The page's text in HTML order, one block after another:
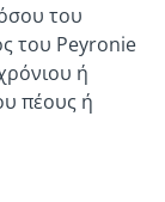
του
του Peyronie
ή
πέους ή